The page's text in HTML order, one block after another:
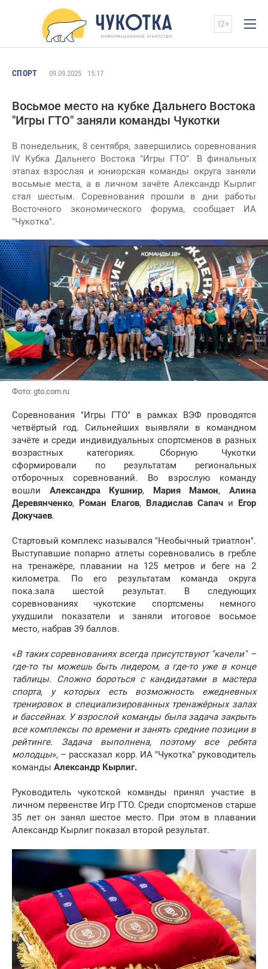
СПОРТ 09.09.2025 15:17
Восьмое место на кубке Дальнего Востока
"Игры ГТО" заняли команды Чукотки
В понедельник, 8 сентября, завершились соревнования
IV Кубка Дальнего Востока "Игры ГТО". В финальных
этапах взрослая и юниорская команды округа заняли
восьмые места, а в личном зачёте Александр Кырлиг
стал шестым. Соревнования прошли в дни работы
Восточного экономического форума, сообщает ИА
"Чукотка".
Фото: gto.com.ru
Соревнования "Игры ГТО" в рамках ВЭФ проводятся
четвёртый год. Сильнейших выявляли в командном
зачёте и среди индивидуальных спортсменов в разных
возрастных категориях. Сборную Чукотки
сформировали по результатам региональных
отборочных соревнований. Во взрослую команду
вошли Александра Кушнир, Мария Мамон,Алина
Деревянченко, Роман Елагов, Владислав Сапач и Егор
Докучаев.
Стартовый комплекс назывался "Необычный триатлон".
Выступавшие попарно атлеты соревновались в гребле
на тренажёре, плавании на 125 метров и беге на 2
километра. По его результатам команда округа
пока.зала шестой результат. В следующих
соревнованиях чукотские спортсмены немного
ухудшили показатели и заняли итоговое восьмое
место, набрав 39 баллов.
«В таких соревнованиях всегда присутствуют "качели" –
где-то ты можешь быть лидером, а где-то уже в конце
таблицы. Сложно бороться с кандидатами в мастера
спорта, у которых есть возможность ежедневных
тренировок в специализированных тренажёрных залах
и бассейнах. У взрослой команды была задача закрыть
все комплексы по времени и занять средние позиции в
рейтинге. Задача выполнена, поэтому все ребята
молодцы», – рассказал корр. ИА "Чукотка" руководитель
команды Александр Кырлиг.
Руководитель чукотской команды принял участие в
личном первенстве Игр ГТО. Среди спортсменов старше
35 лет он занял шестое место. При этом в плавании
Александр Кырлиг показал второй результат.